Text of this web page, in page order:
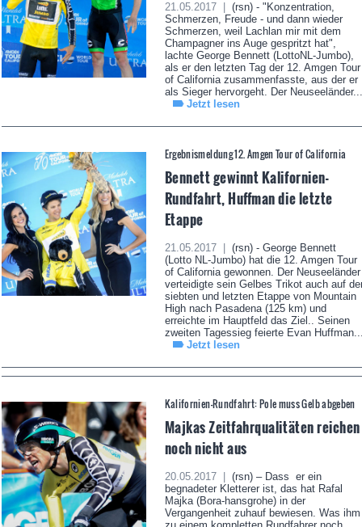
21.05.2017 |
(rsn) - "Konzentration,
Schmerzen, Freude - und dann wieder
Schmerzen, weil Lachlan mir mit dem
Champagner ins Auge gespritzt hat",
lachte George Bennett (LottoNL-Jumbo),
als er den letzten Tag der 12. Amgen Tour
of California zusammenfasste, aus der er
als Sieger hervorgeht. Der Neuseeländer...
Jetzt lesen
Ergebnismeldung 12. Amgen Tour of California
Bennett gewinnt Kalifornien-
Rundfahrt, Huffman die letzte
Etappe
21.05.2017 |
(rsn) - George Bennett
(Lotto NL-Jumbo) hat die 12. Amgen Tour
of California gewonnen. Der Neuseeländer
verteidigte sein Gelbes Trikot auch auf
siebten und letzten Etappe von Mountain
High nach Pasadena (125 km) und
erreichte im Hauptfeld das Ziel.. Seinen
zweiten Tagessieg feierte Evan
Jetzt lesen
Kalifornien-Rundfahrt: Pole muss Gelb abgeben
Majkas Zeitfahrqualitäten reichen
noch nicht aus
20.05.2017 |
(rsn) – Dass er ein
begnadeter Kletterer ist, das hat Rafal
Majka (Bora-hansgrohe) in der
Vergangenheit zuhauf bewiesen. Was ihm